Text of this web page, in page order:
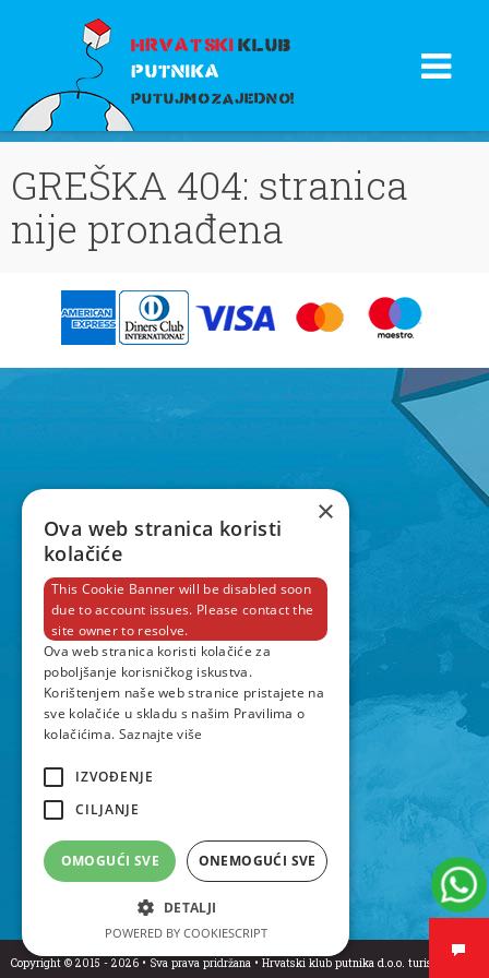
HRVATSKI KLUB
PUTNIKA
PUTUJMO ZAJEDNO!
GREŠKA 404: stranica
nije pronađena
Copyright © 2015 - 2026 • Sva prava pridržana • Hrvatski klub putnika d.o.o. turistička
×
Ova web stranica koristi
kolačiće
This Cookie Banner will be disabled soon
due to account issues. Please contact the
site owner to resolve.
Ova web stranica koristi kolačiće za
poboljšanje korisničkog iskustva.
Korištenjem naše web stranice pristajete na
sve kolačiće u skladu s našim Pravilima o
kolačićima. Saznajte više
IZVOĐENJE
CILJANJE
OMOGUĆI SVE ONEMOGUĆI SVE
DETALJI
POWERED BY COOKIESCRIPT